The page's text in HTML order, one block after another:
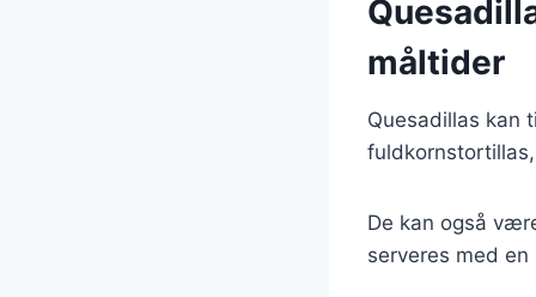
måltider
Quesadillas kan
De kan også
serveres med